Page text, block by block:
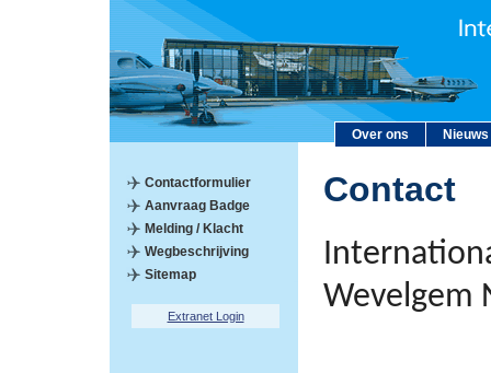
Over ons Nieuws
Contactformulier
Aanvraag Badge
Melding / Klacht
Wegbeschrijving
Sitemap
Extranet Login
Contact
Wevelgem